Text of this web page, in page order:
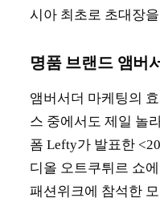
시아 최초로 초대장
명품 브랜드 앰버
앰버서더 마케팅의
스 중에서도 제일 놀
폼 Lefty가 발표한
디올 오트쿠튀르 쇼
패션위크에 참석한